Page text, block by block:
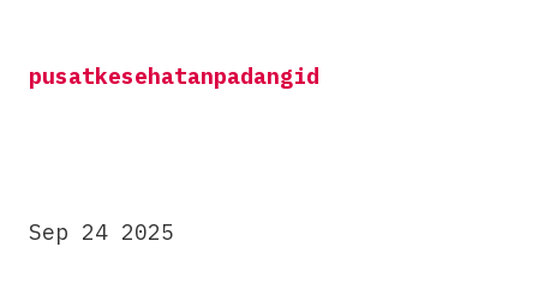
contentpusatkesehatanpadangid
Sep 24 2025